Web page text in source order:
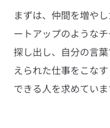
まずは、仲間を増や
ートアップのような
探し出し、自分の言
えられた仕事をこな
できる人を求めていま